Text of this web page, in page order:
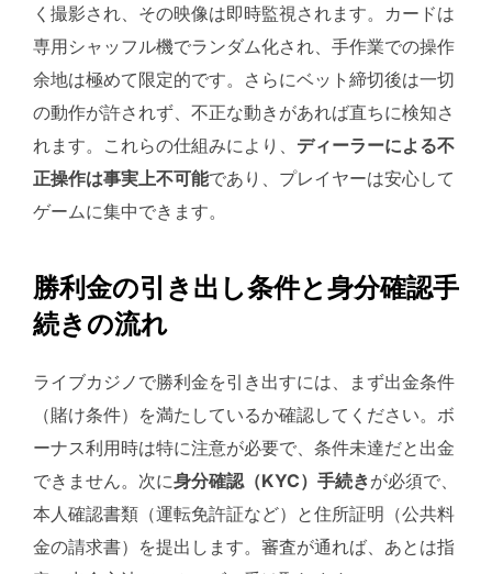
く撮影され、その映像は即時監視されます。カードは
専用シャッフル機でランダム化され、手作業での操作
余地は極めて限定的です。さらにベット締切後は一切
の動作が許されず、不正な動きがあれば直ちに検知さ
れます。これらの仕組みにより、 ディーラーによる不
正操作は事実上不可能であり、プレイヤーは安心して
ゲームに集中できます。
勝利金の引き出し条件と身分確認手
続きの流れ
ライブカジノで勝利金を引き出すには、まず出金条件
（賭け条件）を満たしているか確認してください。ボ
ーナス利用時は特に注意が必要で、条件未達だと出金
できません。次に身分確認（KYC）手続きが必須で、
本人確認書類（運転免許証など）と住所証明（公共料
金の請求書）を提出します。審査が通れば、あとは指